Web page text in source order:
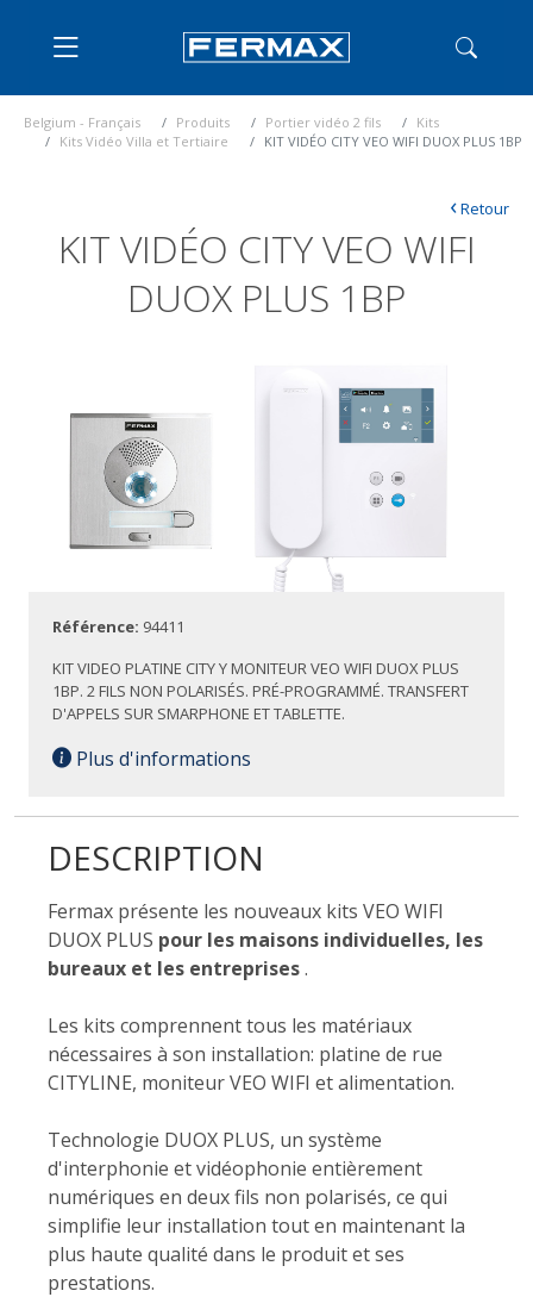
Belgium - Français Produits Portier vidéo 2 fils
Kits
Kits Vidéo Villa et Tertiaire
KIT VIDÉO CITY VEO WIFI DUOX PLUS 1BP
KIT VIDÉO CITY VEO WIFI
DUOX PLUS 1BP
‹Retour
Référence: 94411
KIT VIDEO PLATINE CITY Y MONITEUR VEO WIFI DUOX PLUS
1BP. 2 FILS NON POLARISÉS. PRÉ-PROGRAMMÉ. TRANSFERT
D'APPELS SUR SMARPHONE ET TABLETTE.
Plus d'informations
DESCRIPTION
Fermax présente les nouveaux kits VEO WIFI
DUOX PLUS pour les maisons individuelles, les
bureaux et les entreprises.
Les kits comprennent tous les matériaux
nécessaires à son installation: platine de rue
CITYLINE, moniteur VEO WIFI et alimentation.
Technologie DUOX PLUS, un système
d'interphonie et vidéophonie entièrement
numériques en deux fils non polarisés, ce qui
simplifie leur installation tout en maintenant la
plus haute qualité dans le produit et ses
prestations.